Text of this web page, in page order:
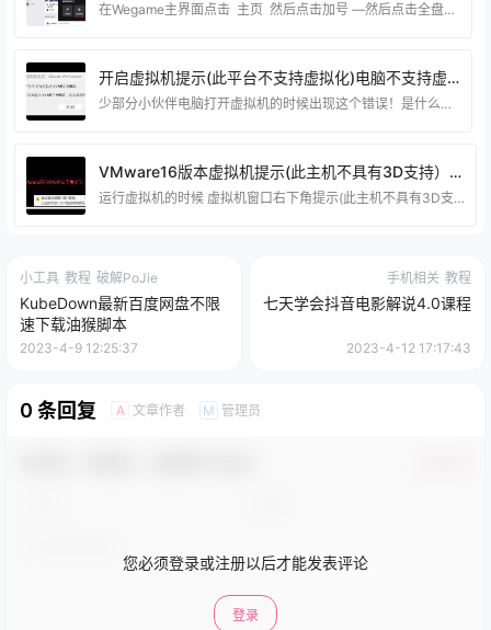
在Wegame主界面点击 主页 然后点击加号 —然后点击全盘扫描，等待扫描完成就可以了！ 这一步就选择你电脑的磁盘，如果你知道你电脑在那个分区就直接选对应的分区 这样扫描就更快了！
开启虚拟机提示(此平台不支持虚拟化)电脑不支持虚拟化解决方法
少部分小伙伴电脑打开虚拟机的时候出现这个错误！是什么原因造成的呢？ 不管你电脑的intel 处理器 或者是 AMD 都可能有这样的问题。这个是Windows系统的问题。 有两个地方造成！ 第一个是: 电脑没打开CPU虚拟化技术 （目前少部分电脑是没打开的）大部分电脑都默认打开了这个功能！ 如果你BIOS里面没打开虚拟化功能的话可以看看这个链接的教程，是博猪记录的一些电脑开启CPU虚拟化的教程！https://www.90lhd.com/tag/vt （如果这个链接里面没有合适你的教程）可以联系博猪指导你开启 当然
VMware16版本虚拟机提示(此主机不具有3D支持）解决方法！
运行虚拟机的时候 虚拟机窗口右下角提示(此主机不具有3D支持）！ 具体解决方法 这个方法是站长原创的，可以帮助到很多小伙伴解决问题，如果不行我也只能说 抱歉~自行确认是否需要！
小工具 教程 破解PoJie
KubeDown最新百度网盘不限
速下载油猴脚本
2023-4-9 12:25:37
手机相关 教程
七天学会抖音电影解说4.0课程
2023-4-12 17:17:43
0 条回复 A 文章作者 M 管理员
您必须登录或注册以后才能发表评论
登录